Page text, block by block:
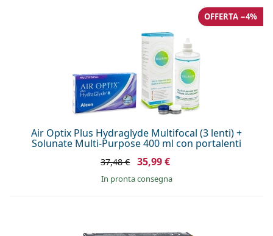
Air Optix Plus Hydraglyde Multifocal (3 lenti) +
Solunate Multi-Purpose 400 ml con portalenti
OFFERTA −4%
37,48 € 35,99 €
in pronta consegna